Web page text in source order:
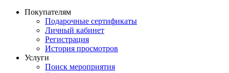
Покупателям
Подарочные сертификаты
Личный кабинет
Регистрация
История просмотров
Услуги
Поиск мероприятия